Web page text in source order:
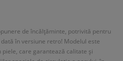
de încălțăminte, potrivită pentru
în versiune retro! Modelul este
care garantează calitate și